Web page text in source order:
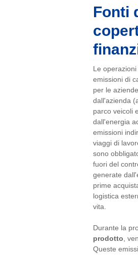
Fonti
Le
emissioni di
per le
dall'azienda
parco veicoli
dall'energia
emissioni
viaggi di
sono
fuori del
generate
prime
logistica
vita.
Durante la
prodotto ,
Queste